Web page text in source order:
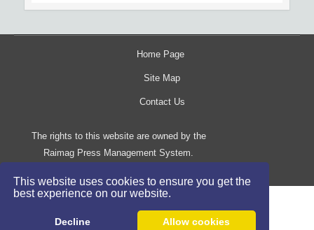
This website uses cookies to ensure you get the
best experience on our website.
Decline Allow cookies
Home Page
Site Map
Contact Us
The rights to this website are owned by the
Raimag Press Management System.